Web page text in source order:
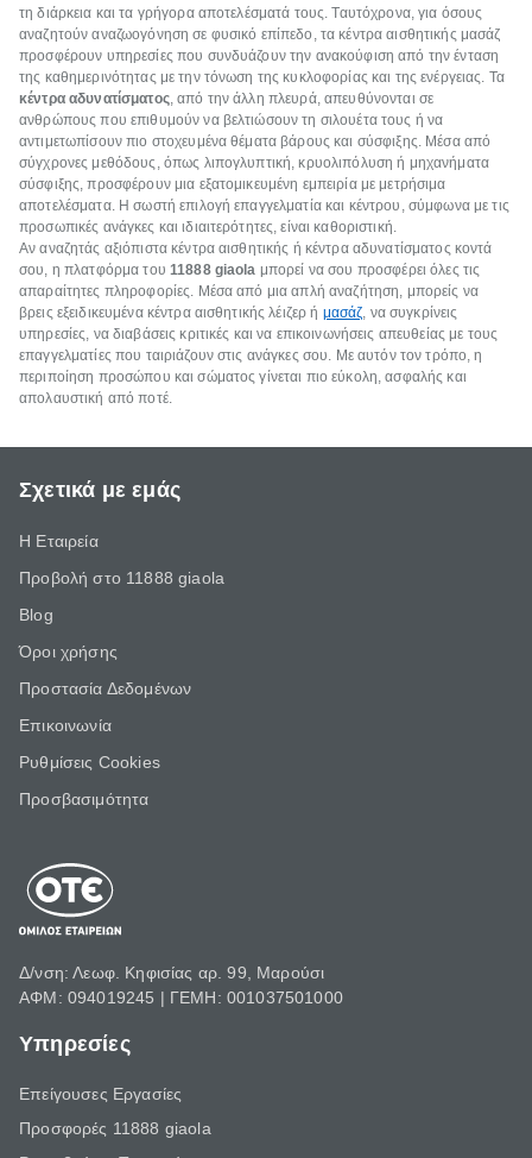
τη διάρκεια και τα γρήγορα αποτελέσματά τους. Ταυτόχρονα, για όσους
αναζητούν αναζωογόνηση σε φυσικό επίπεδο, τα κέντρα αισθητικής μασάζ
προσφέρουν υπηρεσίες που συνδυάζουν την ανακούφιση από την ένταση
της καθημερινότητας με την τόνωση της κυκλοφορίας και της ενέργειας. Τα
κέντρα αδυνατίσματος, από την άλλη πλευρά, απευθύνονται σε
ανθρώπους που επιθυμούν να βελτιώσουν τη σιλουέτα τους ή να
αντιμετωπίσουν πιο στοχευμένα θέματα βάρους και σύσφιξης. Μέσα από
σύγχρονες μεθόδους, όπως λιπογλυπτική, κρυολιπόλυση ή μηχανήματα
σύσφιξης, προσφέρουν μια εξατομικευμένη εμπειρία με μετρήσιμα
αποτελέσματα. Η σωστή επιλογή επαγγελματία και κέντρου, σύμφωνα με τις
προσωπικές ανάγκες και ιδιαιτερότητες, είναι καθοριστική.
Αν αναζητάς αξιόπιστα κέντρα αισθητικής ή κέντρα αδυνατίσματος κοντά
σου, η πλατφόρμα του 11888 giaola μπορεί να σου προσφέρει όλες τις
απαραίτητες πληροφορίες. Μέσα από μια απλή αναζήτηση, μπορείς να
βρεις εξειδικευμένα κέντρα αισθητικής λέιζερ ή μασάζ, να συγκρίνεις
υπηρεσίες, να διαβάσεις κριτικές και να επικοινωνήσεις απευθείας με τους
επαγγελματίες που ταιριάζουν στις ανάγκες σου. Με αυτόν τον τρόπο, η
περιποίηση προσώπου και σώματος γίνεται πιο εύκολη, ασφαλής και
απολαυστική από ποτέ.
Σχετικά με εμάς
Η Εταιρεία
Προβολή στο 11888 giaola
Blog
Όροι χρήσης
Προστασία Δεδομένων
Επικοινωνία
Ρυθμίσεις Cookies
Προσβασιμότητα
Δ/νση: Λεωφ. Κηφισίας αρ. 99, Μαρούσι
ΑΦΜ: 094019245 | ΓΕΜΗ: 001037501000
Υπηρεσίες
Επείγουσες Εργασίες
Προσφορές 11888 giaola